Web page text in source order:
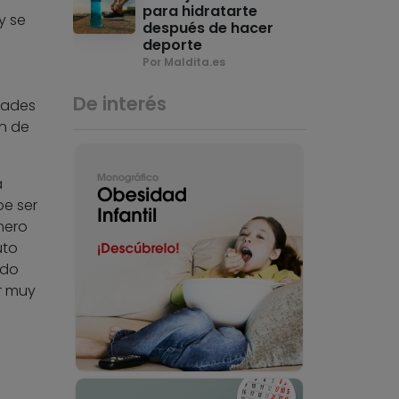
se
de
ser
muy
para hidratarte
después de hacer
deporte
Por Maldita.es
De interés